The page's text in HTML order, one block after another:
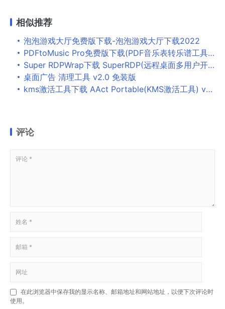
相似推荐
泡泡游戏大厅免费版下载-泡泡游戏大厅下载2022
PDFtoMusic Pro免费版下载(PDF音乐表转乐谱工具)_PDFtoMusic Pro破解版下载
Super RDPWrap下载 SuperRDP(远程桌面多用户开启软件) V1.0.9 免费绿色版
桌面广告 清理工具 v2.0 免装版
kms激活工具下载 AAct Portable(KMS激活工具) v4.2.8 汉化绿色便携版 64位
评论
在此浏览器中保存我的显示名称、邮箱地址和网站地址，以便下次评论时
使用。